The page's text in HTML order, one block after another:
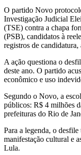
O partido Novo
Investigação Judicial
(TSE) contra a chapa
(PSB), candidatos à
registros de
A ação questiona o
deste ano. O partido
econômico e uso
Segundo o Novo, a
públicos: R$ 4 milhões
prefeituras do Rio de
Para a legenda, o
manifestação cultural e
Lula.